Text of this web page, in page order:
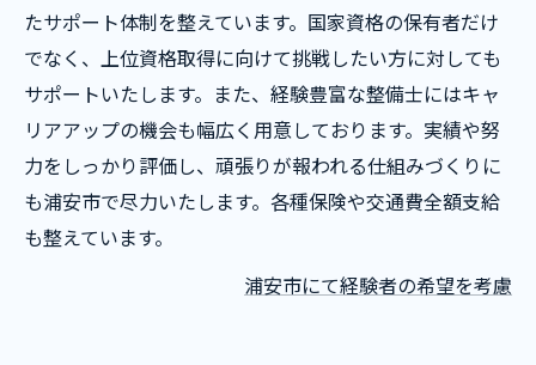
たサポート体制を整えています。国家資格の保有者だけ
でなく、上位資格取得に向けて挑戦したい方に対しても
サポートいたします。また、経験豊富な整備士にはキャ
リアアップの機会も幅広く用意しております。実績や努
力をしっかり評価し、頑張りが報われる仕組みづくりに
も浦安市で尽力いたします。各種保険や交通費全額支給
も整えています。
浦安市にて経験者の希望を考慮